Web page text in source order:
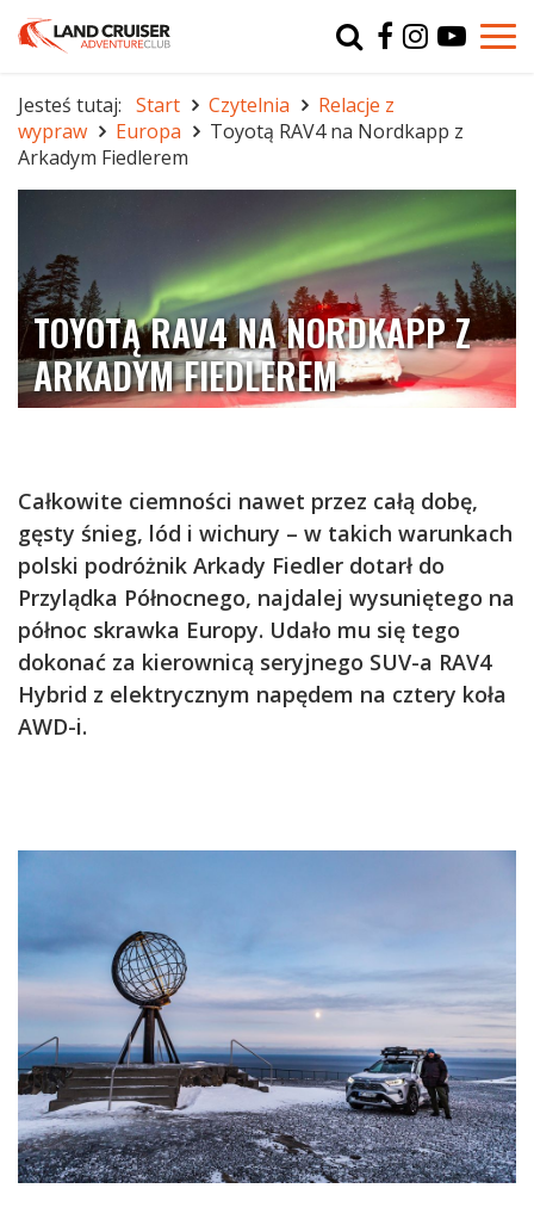
Jesteś tutaj: Start Czytelnia
Relacje z
wypraw
Europa
Toyotą RAV4 na Nordkapp z
Arkadym Fiedlerem
TOYOTĄ RAV4 NA NORDKAPP Z
ARKADYM FIEDLEREM
Całkowite ciemności nawet przez całą dobę,
gęsty śnieg, lód i wichury – w takich warunkach
polski podróżnik Arkady Fiedler dotarł do
Przylądka Północnego, najdalej wysuniętego na
północ skrawka Europy. Udało mu się tego
dokonać za kierownicą seryjnego SUV-a RAV4
Hybrid z elektrycznym napędem na cztery koła
AWD-i.